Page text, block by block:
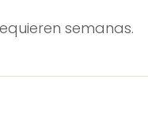
semanas.